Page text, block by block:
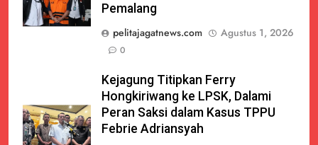
Pemalang
pelitajagatnews.com
Agustus 1, 2026
0
Kejagung Titipkan Ferry
Hongkiriwang ke LPSK, Dalami
Peran Saksi dalam Kasus TPPU
Febrie Adriansyah